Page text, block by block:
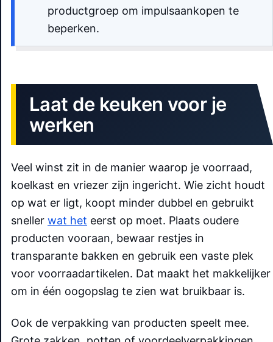
productgroep om impulsaankopen te
beperken.
Laat de keuken voor je
werken
Veel winst zit in de manier waarop je voorraad,
koelkast en vriezer zijn ingericht. Wie zicht houdt
op wat er ligt, koopt minder dubbel en gebruikt
sneller wat het eerst op moet. Plaats oudere
producten vooraan, bewaar restjes in
transparante bakken en gebruik een vaste plek
voor voorraadartikelen. Dat maakt het makkelijker
om in één oogopslag te zien wat bruikbaar is.
Ook de verpakking van producten speelt mee.